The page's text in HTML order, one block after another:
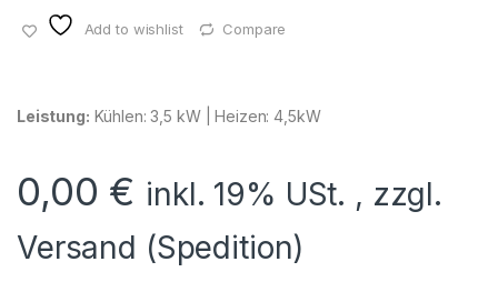
Add to wishlist Compare
Leistung: Kühlen: 3,5 kW | Heizen: 4,5kW
0,00 € inkl. 19% USt. , zzgl.
Versand (Spedition)